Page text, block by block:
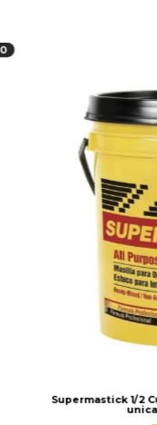
Supermastick 1/2